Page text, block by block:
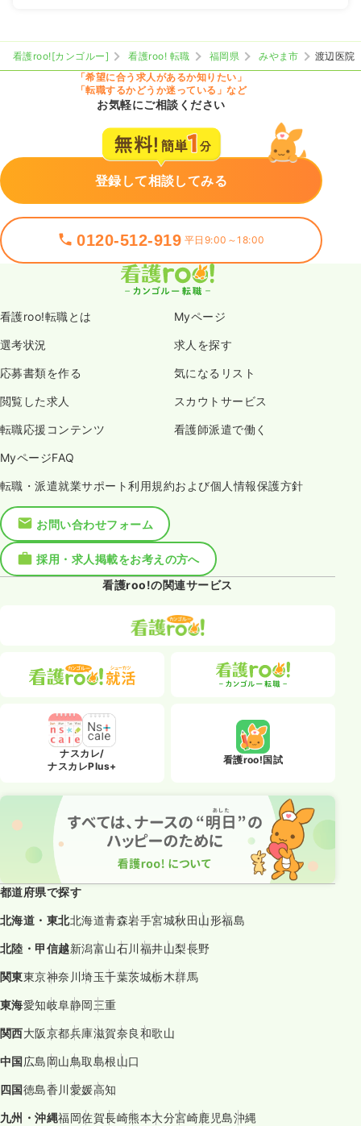
看護roo![カンゴルー] 看護roo! 転職 福岡県 みやま市
渡辺医院
「希望に合う求人があるか知りたい」
「転職するかどうか迷っている」など
お気軽にご相談ください
登録して相談してみる
0120-512-919 平日9:00～18:00
看護roo!転職とは Myページ
選考状況 求人を探す
応募書類を作る 気になるリスト
閲覧した求人 スカウトサービス
転職応援コンテンツ 看護師派遣で働く
MyページFAQ
転職・派遣就業サポート利用規約および個人情報保護方針
お問い合わせフォーム
採用・求人掲載をお考えの方へ
看護roo!の関連サービス
ナスカレ/
ナスカレPlus+
看護roo!国試
都道府県で探す
北海道・東北北海道青森岩手宮城秋田山形福島
北陸・甲信越新潟富山石川福井山梨長野
関東東京神奈川埼玉千葉茨城栃木群馬
東海愛知岐阜静岡三重
関西大阪京都兵庫滋賀奈良和歌山
中国広島岡山鳥取島根山口
四国徳島香川愛媛高知
九州・沖縄福岡佐賀長崎熊本大分宮崎鹿児島沖縄